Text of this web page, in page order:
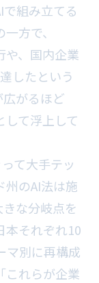
組み立てる
方で、
、国内企業
したという
がるほど
して浮上して
て大手テッ
州のAI法は施
な分岐点を
本それぞれ10
マ別に再構成
これらが企業